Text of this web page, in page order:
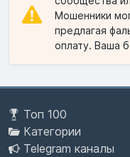
Мошенники
предлагая
оплату. Ваша
Топ 100
Категории
Telegram каналы